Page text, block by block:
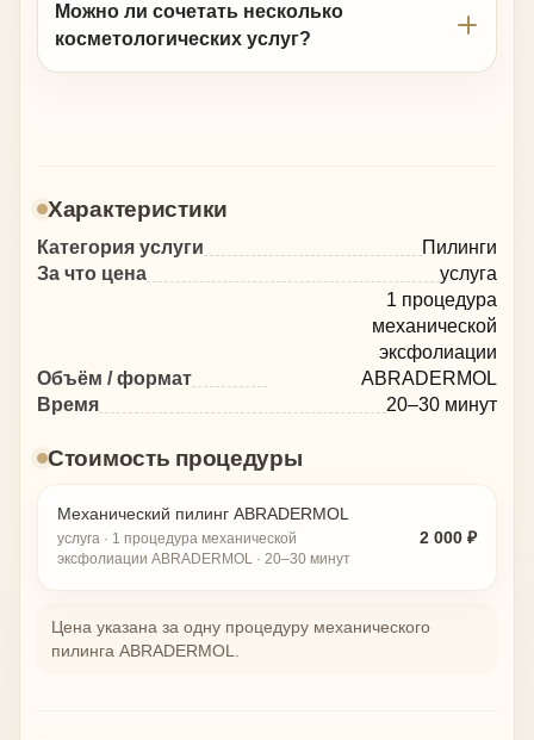
Можно ли сочетать несколько
косметологических услуг?
Характеристики
Категория услуги
Пилинги
За что цена
услуга
Объём / формат
1 процедура
механической
эксфолиации
ABRADERMOL
Время
20–30 минут
Стоимость процедуры
Механический пилинг ABRADERMOL
услуга · 1 процедура механической
эксфолиации ABRADERMOL · 20–30 минут
2 000 ₽
Цена указана за одну процедуру механического
пилинга ABRADERMOL.